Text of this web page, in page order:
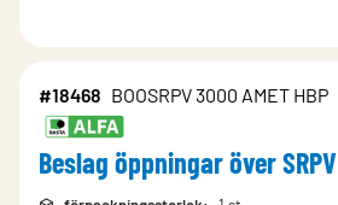
#18468 BOOSRPV 3000 AMET HBP
Beslag öppningar över SRPV